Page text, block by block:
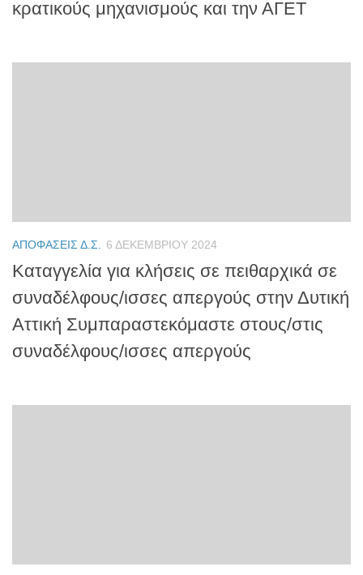
κρατικούς μηχανισμούς και την ΑΓΕΤ
ΑΠΟΦΆΣΕΙΣ Δ.Σ. 6 ΔΕΚΕΜΒΡΊΟΥ 2024
Καταγγελία για κλήσεις σε πειθαρχικά σε
συναδέλφους/ισσες απεργούς στην Δυτική
Αττική Συμπαραστεκόμαστε στους/στις
συναδέλφους/ισσες απεργούς